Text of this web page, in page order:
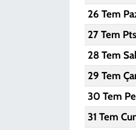
26 Tem
27 Tem Pts
28 Tem Sal
29 Tem
30 Tem
31 Tem